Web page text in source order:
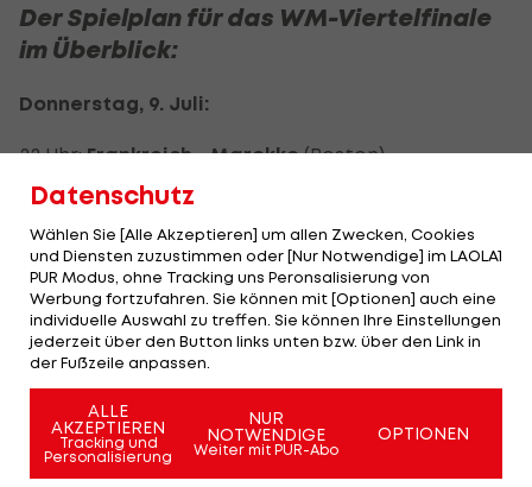
Der Spielplan für das WM-Viertelfinale
im Überblick:
Donnerstag, 9. Juli:
22 Uhr:Frankreich - Marokko(Boston)
Freitag, 10. Juli:
21 Uhr:Spanien - Belgien(Los Angeles)
Samstag, 11. Juli:
23 Uhr:Norwegen - England
Sonntag, 12. Juli:
3 Uhr:Argentinien - Schweiz(Kansas City)
Datenschutz
Wählen Sie [Alle Akzeptieren] um allen Zwecken, Cookies
und Diensten zuzustimmen oder [Nur Notwendige] im LAOLA1
PUR Modus, ohne Tracking uns Peronsalisierung von
Werbung fortzufahren. Sie können mit [Optionen] auch eine
individuelle Auswahl zu treffen. Sie können Ihre Einstellungen
jederzeit über den Button links unten bzw. über den Link in
der Fußzeile anpassen.
ALLE
AKZEPTIEREN
Tracking und
Personalisierung
NUR
NOTWENDIGE
Weiter mit PUR-Abo
OPTIONEN